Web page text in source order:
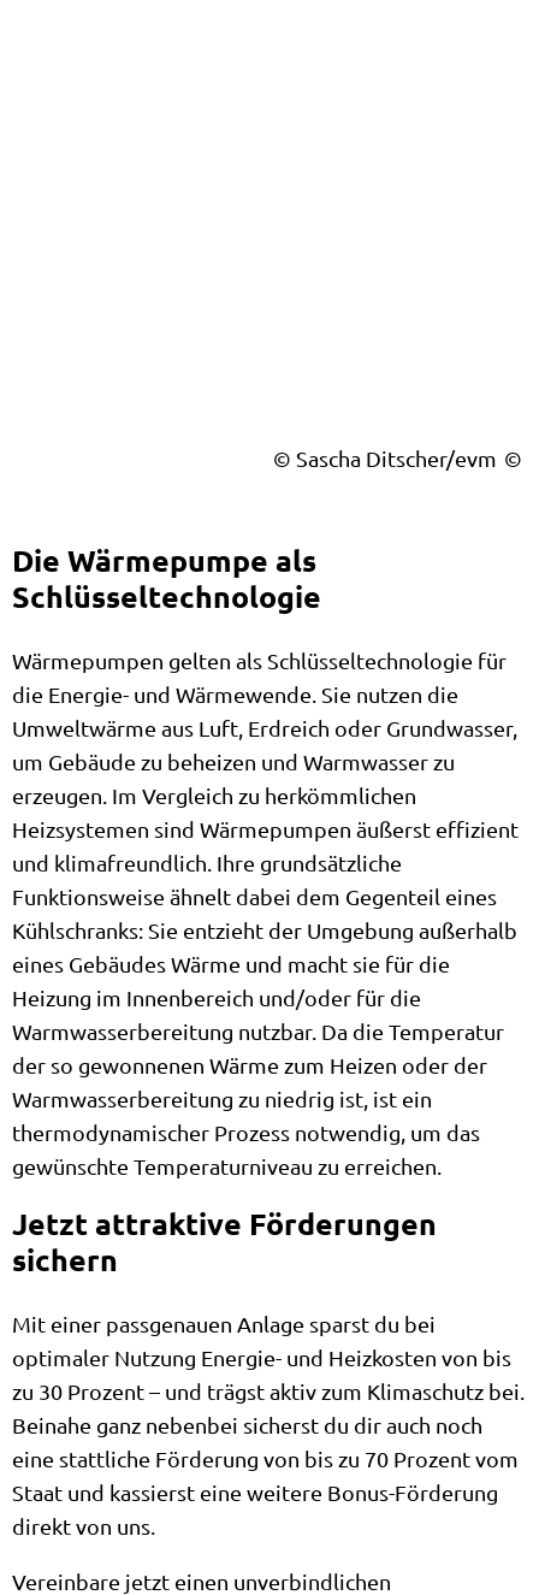
© Sascha Ditscher/evm
Die Wärmepumpe als
Schlüsseltechnologie
Wärmepumpen gelten als Schlüsseltechnologie für
die Energie- und Wärmewende. Sie nutzen die
Umweltwärme aus Luft, Erdreich oder Grundwasser,
um Gebäude zu beheizen und Warmwasser zu
erzeugen. Im Vergleich zu herkömmlichen
Heizsystemen sind Wärmepumpen äußerst effizient
und klimafreundlich. Ihre grundsätzliche
Funktionsweise ähnelt dabei dem Gegenteil eines
Kühlschranks: Sie entzieht der Umgebung außerhalb
eines Gebäudes Wärme und macht sie für die
Heizung im Innenbereich und/oder für die
Warmwasserbereitung nutzbar. Da die Temperatur
der so gewonnenen Wärme zum Heizen oder der
Warmwasserbereitung zu niedrig ist, ist ein
thermodynamischer Prozess notwendig, um das
gewünschte Temperaturniveau zu erreichen.
Jetzt attraktive Förderungen
sichern
Mit einer passgenauen Anlage sparst du bei
optimaler Nutzung Energie- und Heizkosten von bis
zu 30 Prozent – und trägst aktiv zum Klimaschutz bei.
Beinahe ganz nebenbei sicherst du dir auch noch
eine stattliche Förderung von bis zu 70 Prozent vom
Staat und kassierst eine weitere Bonus-Förderung
direkt von uns.
Vereinbare jetzt einen unverbindlichen